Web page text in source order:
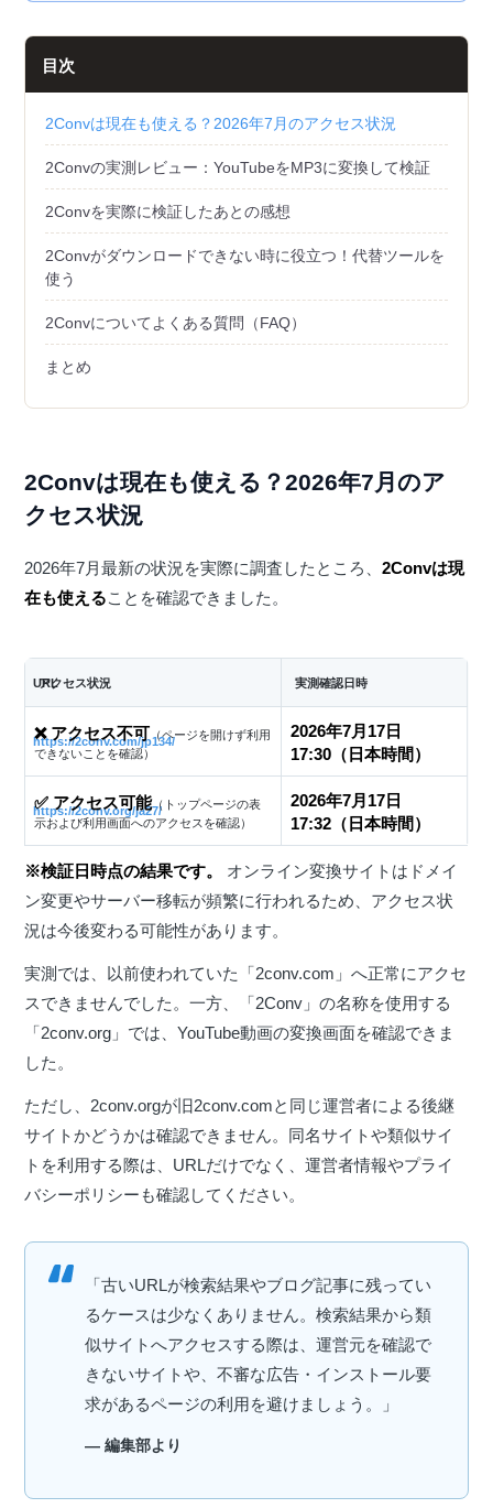
目次
2Convは現在も使える？2026年7月のアクセス状況
2Convの実測レビュー：YouTubeをMP3に変換して検証
2Convを実際に検証したあとの感想
2Convがダウンロードできない時に役立つ！代替ツールを
使う
2Convについてよくある質問（FAQ）
まとめ
2Convは現在も使える？2026年7月のア
クセス状況
2026年7月最新の状況を実際に調査したところ、2Convは現
在も使えることを確認できました。
URL
アクセス状況 実測確認日時
https://2conv.com/jp134/
❌ アクセス不可（ページを開けず利用
できないことを確認）
2026年7月17日
17:30（日本時間）
https://2conv.org/ja27/
✅ アクセス可能（トップページの表
示および利用画面へのアクセスを確認）
2026年7月17日
17:32（日本時間）
※検証日時点の結果です。
オンライン変換サイトはドメイ
ン変更やサーバー移転が頻繁に行われるため、アクセス状
況は今後変わる可能性があります。
実測では、以前使われていた「2conv.com」へ正常にアクセ
スできませんでした。一方、「2Conv」の名称を使用する
「2conv.org」では、YouTube動画の変換画面を確認できま
した。
ただし、2conv.orgが旧2conv.comと同じ運営者による後継
サイトかどうかは確認できません。同名サイトや類似サイ
トを利用する際は、URLだけでなく、運営者情報やプライ
バシーポリシーも確認してください。
「古いURLが検索結果やブログ記事に残ってい
るケースは少なくありません。検索結果から類
似サイトへアクセスする際は、運営元を確認で
きないサイトや、不審な広告・インストール要
求があるページの利用を避けましょう。」
— 編集部より